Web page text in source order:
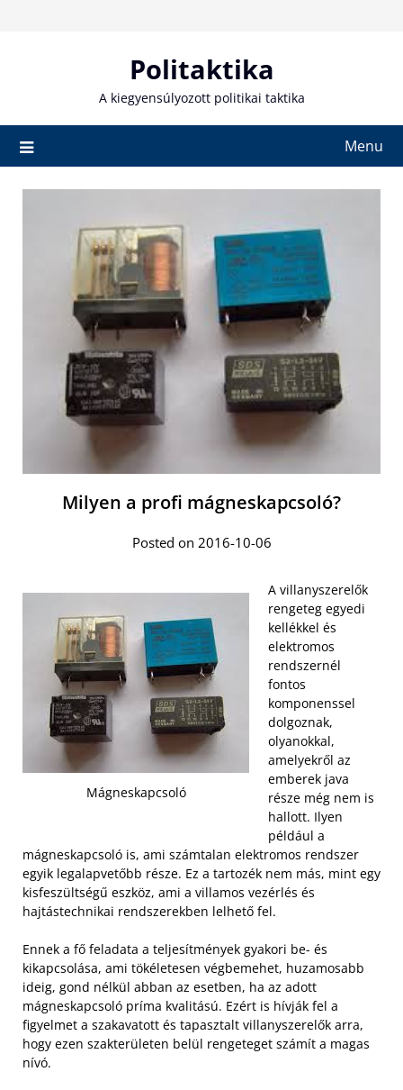
Politaktika
A kiegyensúlyozott politikai taktika
Menu
Milyen a profi mágneskapcsoló?
Posted on 2016-10-06
Mágneskapcsoló
A villanyszerelők
rengeteg egyedi
kellékkel és
elektromos
rendszernél
fontos
komponenssel
dolgoznak,
olyanokkal,
amelyekről az
emberek java
része még nem is
hallott. Ilyen
például a
mágneskapcsoló is, ami számtalan elektromos rendszer
egyik legalapvetőbb része. Ez a tartozék nem más, mint egy
kisfeszültségű eszköz, ami a villamos vezérlés és
hajtástechnikai rendszerekben lelhető fel.
Ennek a fő feladata a teljesítmények gyakori be- és
kikapcsolása, ami tökéletesen végbemehet, huzamosabb
ideig, gond nélkül abban az esetben, ha az adott
mágneskapcsoló príma kvalitású. Ezért is hívják fel a
figyelmet a szakavatott és tapasztalt villanyszerelők arra,
hogy ezen szakterületen belül rengeteget számít a magas
nívó.